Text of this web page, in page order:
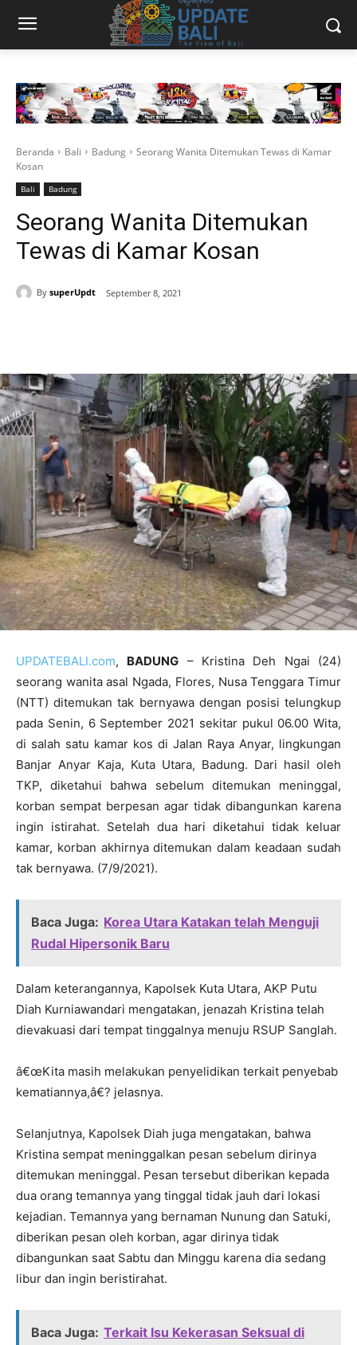
Beranda Bali Badung
Seorang Wanita Ditemukan Tewas di Kamar
Kosan
Bali Badung
Seorang Wanita Ditemukan
Tewas di Kamar Kosan
By superUpdt September 8, 2021
UPDATEBALI.com, BADUNG – Kristina Deh Ngai (24)
seorang wanita asal Ngada, Flores, Nusa Tenggara Timur
(NTT) ditemukan tak bernyawa dengan posisi telungkup
pada Senin, 6 September 2021 sekitar pukul 06.00 Wita,
di salah satu kamar kos di Jalan Raya Anyar, lingkungan
Banjar Anyar Kaja, Kuta Utara, Badung. Dari hasil oleh
TKP, diketahui bahwa sebelum ditemukan meninggal,
korban sempat berpesan agar tidak dibangunkan karena
ingin istirahat. Setelah dua hari diketahui tidak keluar
kamar, korban akhirnya ditemukan dalam keadaan sudah
tak bernyawa. (7/9/2021).
Baca Juga: Korea Utara Katakan telah Menguji
Rudal Hipersonik Baru
Dalam keterangannya, Kapolsek Kuta Utara, AKP Putu
Diah Kurniawandari mengatakan, jenazah Kristina telah
dievakuasi dari tempat tinggalnya menuju RSUP Sanglah.
â€œKita masih melakukan penyelidikan terkait penyebab
kematiannya,â€? jelasnya.
Selanjutnya, Kapolsek Diah juga mengatakan, bahwa
Kristina sempat meninggalkan pesan sebelum dirinya
ditemukan meninggal. Pesan tersebut diberikan kepada
dua orang temannya yang tinggal tidak jauh dari lokasi
kejadian. Temannya yang bernaman Nunung dan Satuki,
diberikan pesan oleh korban, agar dirinya tidak
dibangunkan saat Sabtu dan Minggu karena dia sedang
libur dan ingin beristirahat.
Baca Juga: Terkait Isu Kekerasan Seksual di